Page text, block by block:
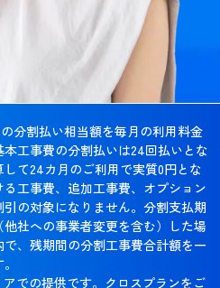
分割払い相当額を毎月の利用料金
工事費の分割払いは24回払いとな
て24カ月のご利用で実質0円とな
工事費、追加工事費、オプション
の対象になりません。分割支払期
社への事業者変更を含む）した場
、残期間の分割工事費合計額を一
での提供です。クロスプランをご